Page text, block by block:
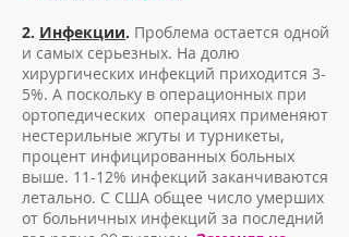
2. Инфекции. Проблема остается одной
и самых серьезных. На долю
хирургических инфекций приходится 3-
5%. А поскольку в операционных при
ортопедических операциях применяют
нестерильные жгуты и турникеты,
процент инфицированных больных
выше. 11-12% инфекций заканчиваются
летально. С США общее число умерших
от больничных инфекций за последний